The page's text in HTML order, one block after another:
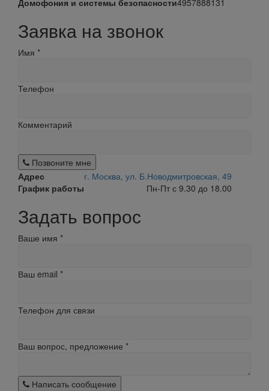
Домофония и системы безопасности4957888131
Заявка на звонок
Имя *
Телефон
Комментарий
Позвоните мне
Адрес
г. Москва, ул. Б.Новодмитровская, 49
График работы
Пн-Пт с 9.30 до 18.00
Задать вопрос
Ваше имя *
Ваш email *
Телефон для связи
Ваш вопрос, предложение *
Написать сообщение